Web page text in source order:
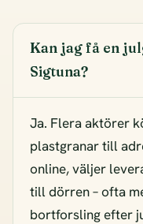
Kan jag få en
Sigtuna?
Ja. Flera aktörer
plastgranar till
online, väljer
till dörren – ofta
bortforsling efter